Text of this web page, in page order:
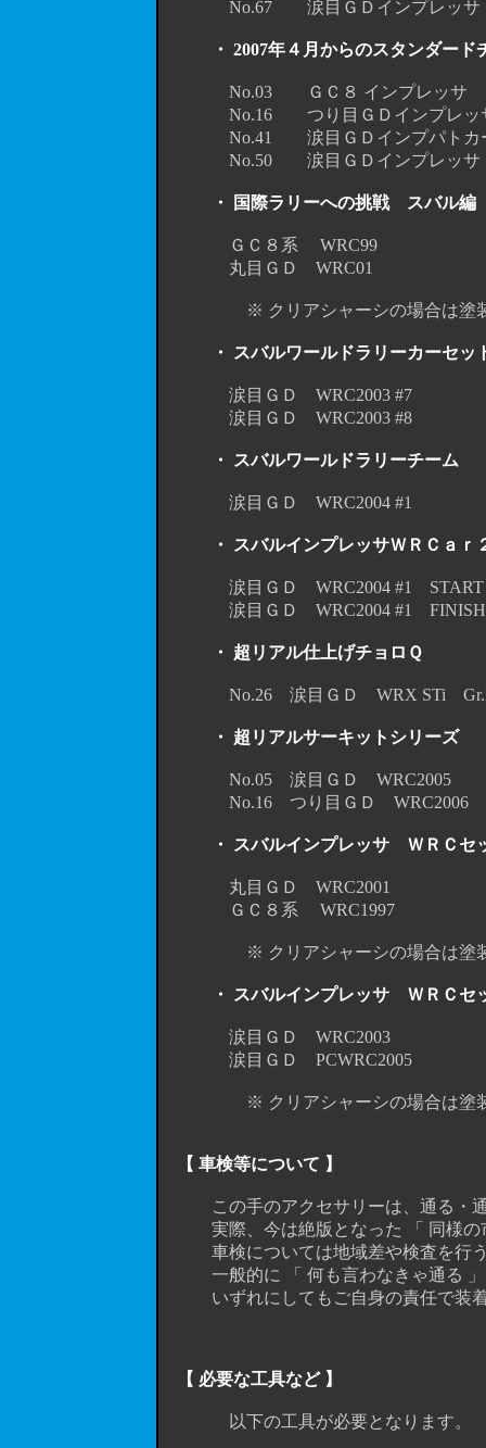
No.67 涙目ＧＤインプレッサ
・ 2007年４月からのスタンダード
No.03 ＧＣ８ インプレッ
No.16 つり目ＧＤインプレッサ
No.41 涙目ＧＤインプパトカ
No.50 涙目ＧＤインプレ
・ 国際ラリーへの挑戦 スバル編
ＧＣ８系 WRC99 （Ａ
丸目ＧＤ WRC01 （Ａ）
※ クリアシャーシの場合は塗装
・ スバルワールドラリーカーセッ
涙目ＧＤ WRC2003 #7
涙目ＧＤ WRC2003 #8
・ スバルワールドラリーチーム
涙目ＧＤ WRC2004 #1
・ スバルインプレッサＷＲＣａｒ
涙目ＧＤ WRC2004 #1 START
涙目ＧＤ WRC2004 #1 FINISH
・ 超リアル仕上げチョロＱ
No.26 涙目ＧＤ WRX STi Gr.N
・ 超リアルサーキットシリーズ
No.05 涙目ＧＤ WRC2005
No.16 つり目ＧＤ WRC2006 ネ
・ スバルインプレッサ ＷＲＣ
丸目ＧＤ WRC2001 （Ａ）
ＧＣ８系 WRC1997 （Ａ
※ クリアシャーシの場合は塗装
・ スバルインプレッサ ＷＲＣ
涙目ＧＤ WRC2003 （Ｂ
涙目ＧＤ PCWRC2005 （
※ クリアシャーシの場合は塗装
【 車検等について 】
この手のアクセサリーは、通る・通
実際、今は絶版となった 「 同様の市
車検については地域差や検査を行う
一般的に 「 何も言わなきゃ通る 」
いずれにしてもご自身の責任で装着
【 必要な工具など 】
以下の工具が必要となります。